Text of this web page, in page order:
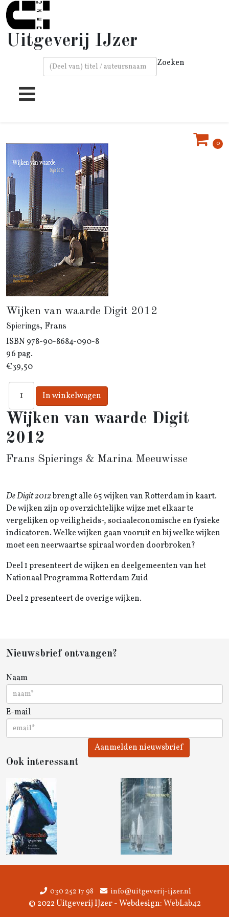
Uitgeverij IJzer
Zoeken
0
Wijken van waarde Digit 2012
Spierings, Frans
ISBN 978-90-8684-090-8
96 pag.
€39,50
Wijken van waarde Digit
2012
Frans Spierings & Marina Meeuwisse
De Digit 2012brengt alle 65 wijken van Rotterdam in kaart.
De wijken zijn op overzichtelijke wijze met elkaar te
vergelijken op veiligheids-, sociaaleconomische en fysieke
indicatoren. Welke wijken gaan vooruit en bij welke wijken
moet een neerwaartse spiraal worden doorbroken?
Deel 1 presenteert de wijken en deelgemeenten van het
Nationaal Programma Rotterdam Zuid
Deel 2 presenteert de overige wijken.
Nieuwsbrief ontvangen?
Naam
E-mail
Aanmelden nieuwsbrief
Ook interessant
030 252 17 98 info@uitgeverij-ijzer.nl
© 2022 Uitgeverij IJzer - Webdesign:WebLab42